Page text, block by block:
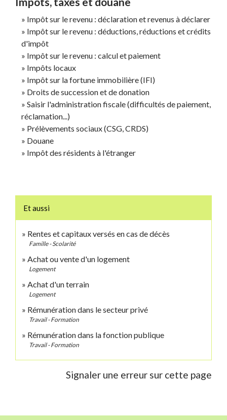
Impôt sur le revenu : déclaration et revenus à déclarer
Impôt sur le revenu : déductions, réductions et crédits
d'impôt
Impôt sur le revenu : calcul et paiement
Impôts locaux
Impôt sur la fortune immobilière (IFI)
Droits de succession et de donation
Saisir l'administration fiscale (difficultés de paiement,
réclamation...)
Prélèvements sociaux (CSG, CRDS)
Douane
Impôt des résidents à l'étranger
Et aussi
Rentes et capitaux versés en cas de décès
Famille - Scolarité
Achat ou vente d'un logement
Logement
Achat d'un terrain
Logement
Rémunération dans le secteur privé
Travail - Formation
Rémunération dans la fonction publique
Travail - Formation
Signaler une erreur sur cette page